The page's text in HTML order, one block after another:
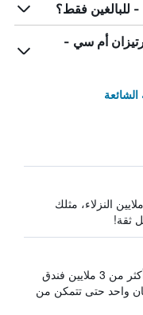
للبالغين فقط؟
أم سي -
النزلاء، مثلك
ثقة!
يبحث HotelsCombined في أكثر من 3 ملايين فندق
واحد حتى تتمكن من